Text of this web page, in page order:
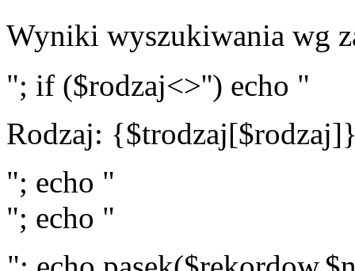
Wyniki wyszukiwania wg
"; if ($rodzaj<>'') echo "
Rodzaj:
"; echo "
"; echo "